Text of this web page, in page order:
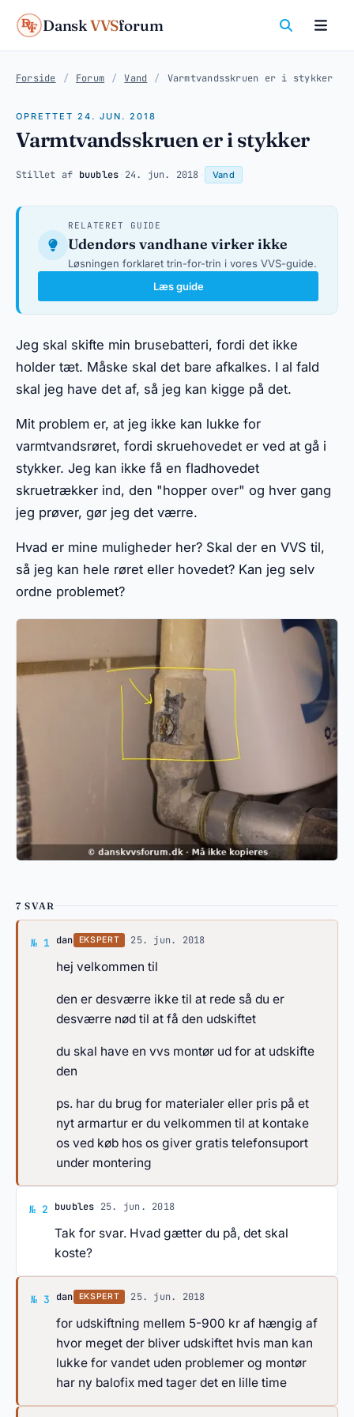
DanskVVSforum
Forside / Forum / Vand / Varmtvandsskruen er i stykker
OPRETTET 24. JUN. 2018
Varmtvandsskruen er i stykker
Stillet af buubles 24. jun. 2018 Vand
RELATERET GUIDE
Udendørs vandhane virker ikke
Løsningen forklaret trin-for-trin i vores VVS-guide.
Læs guide
Jeg skal skifte min brusebatteri, fordi det ikke
holder tæt. Måske skal det bare afkalkes. I al fald
skal jeg have det af, så jeg kan kigge på det.
Mit problem er, at jeg ikke kan lukke for
varmtvandsrøret, fordi skruehovedet er ved at gå i
stykker. Jeg kan ikke få en fladhovedet
skruetrækker ind, den "hopper over" og hver gang
jeg prøver, gør jeg det værre.
Hvad er mine muligheder her? Skal der en VVS til,
så jeg kan hele røret eller hovedet? Kan jeg selv
ordne problemet?
7 SVAR
№ 1 Svar af dan
dan EKSPERT 25. jun. 2018
hej velkommen til
den er desværre ikke til at rede så du er
desværre nød til at få den udskiftet
du skal have en vvs montør ud for at udskifte
den
ps. har du brug for materialer eller pris på et
nyt armartur er du velkommen til at kontake
os ved køb hos os giver gratis telefonsuport
under montering
№ 2 Svar af buubles
buubles · 25. jun. 2018
Tak for svar. Hvad gætter du på, det skal
koste?
№ 3 Svar af dan
dan EKSPERT 25. jun. 2018
for udskiftning mellem 5-900 kr af hængig af
hvor meget der bliver udskiftet hvis man kan
lukke for vandet uden problemer og montør
har ny balofix med tager det en lille time